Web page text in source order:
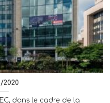
2020
dans le cadre de la